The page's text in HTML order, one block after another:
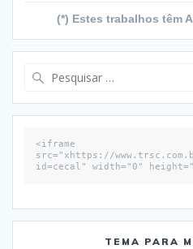
(*) Estes trabalhos têm
<iframe
src="xhttps://
id=cecal" width="0"
TEMA PARA